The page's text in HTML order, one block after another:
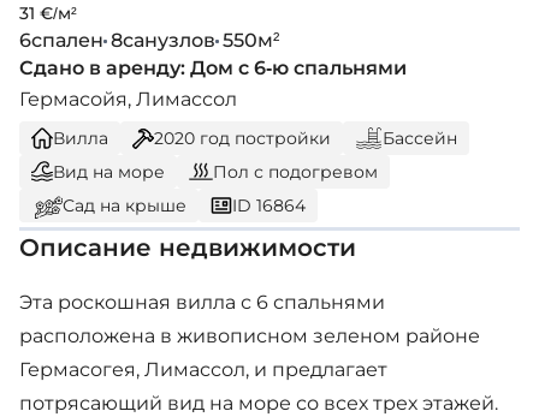
31 €/м²
6спален 8санузлов 550м²
Сдано в аренду: Дом с 6-ю спальнями
Гермасойя, Лимассол
Вилла 2020 год постройки
Бассейн
Вид на море
Пол с подогревом
Сад на крыше
ID 16864
Описание недвижимости
Эта роскошная вилла с 6 спальнями
расположена в живописном зеленом районе
Гермасогея, Лимассол, и предлагает
потрясающий вид на море со всех трех этажей.